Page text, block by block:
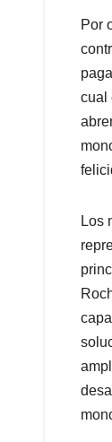
Por
cual
Los